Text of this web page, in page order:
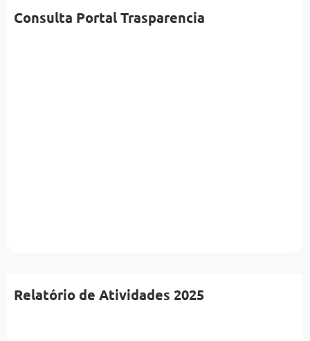
Consulta Portal Trasparencia
Relatório de Atividades 2025